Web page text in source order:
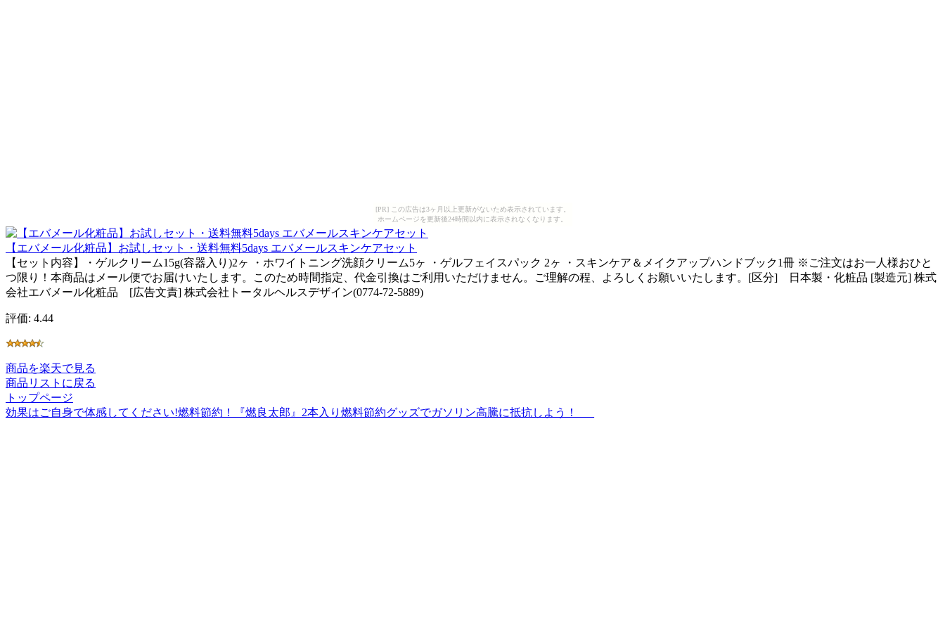
[PR] この広告は3ヶ月以上更新がないため表示されています。
ホームページを更新後24時間以内に表示されなくなります。
【エバメール化粧品】お試しセット・送料無料5days エバメールスキンケアセット
【セット内容】・ゲルクリーム15g(容器入り)2ヶ ・ホワイトニング洗顔クリーム5ヶ ・ゲルフェイスパック 2ヶ ・スキンケア＆メイクアップハンドブック1冊 ※ご注文はお一人様おひと
つ限り！本商品はメール便でお届けいたします。このため時間指定、代金引換はご利用いただけません。ご理解の程、よろしくお願いいたします。[区分] 日本製・化粧品 [製造元] 株式
会社エバメール化粧品 [広告文責] 株式会社トータルヘルスデザイン(0774-72-5889)
評価: 4.44
商品を楽天で見る
商品リストに戻る
トップページ
効果はご自身で体感してください!燃料節約！『燃良太郎』2本入り燃料節約グッズでガソリン高騰に抵抗しよう！ _